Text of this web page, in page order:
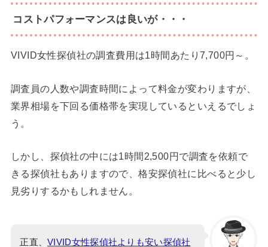
コストパフォーマンスは良いが・・・
VIVID女性探偵社の調査費用は1時間あたり7,700円～。
調査員の人数や調査時間によって料金が変わりますが、
業界相場を下回る価格帯を実現しているといえるでしょ
う。
しかし、探偵社の中には1時間2,500円で調査を依頼で
きる探偵社もありますので、格安探偵社に比べると少し
見劣りするかもしれません。
正直、VIVID女性探偵社よりも安い探偵社